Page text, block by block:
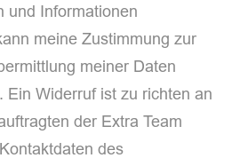
und Informationen
meine Zustimmung zur
meiner Daten
Ein Widerruf ist zu richten an
der Extra Team
des